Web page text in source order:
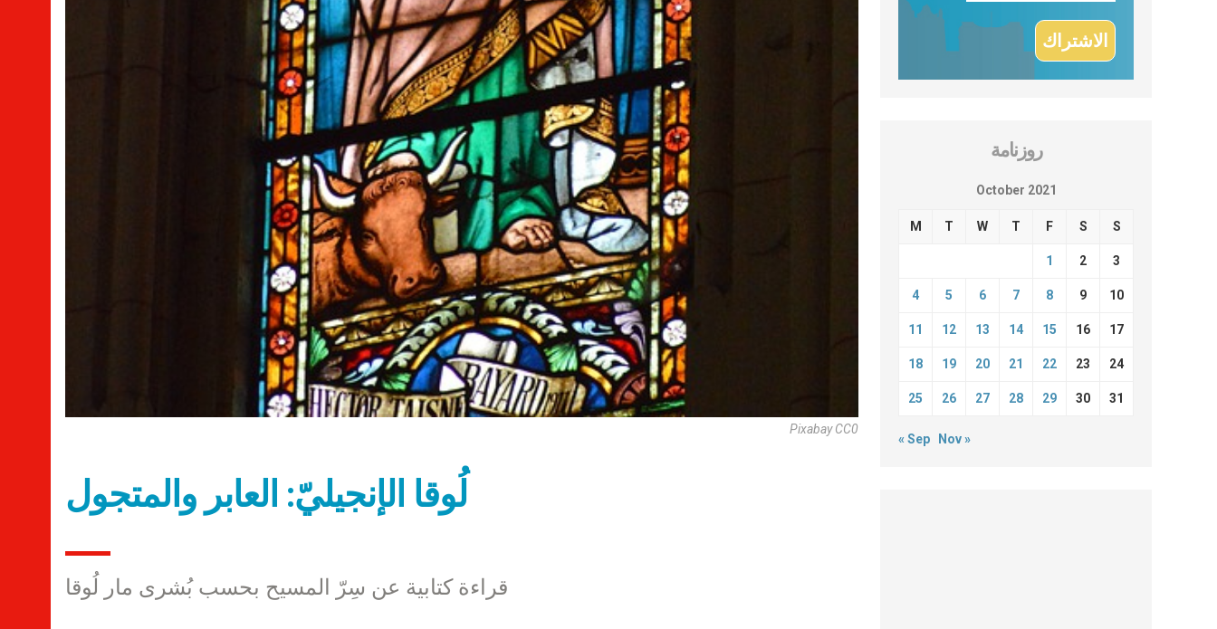
Pixabay CC0
لُوقا الإنجيليّ: العابر والمتجول
قراءة كتابية عن سِرّ المسيح بحسب بُشرى مار لُوقا
روزنامة
October 2021
M T W T F S S
1 2 3
4 5 6 7 8 9 10
11 12 13 14 15 16 17
18 19 20 21 22 23 24
25 26 27 28 29 30 31
« Sep Nov »